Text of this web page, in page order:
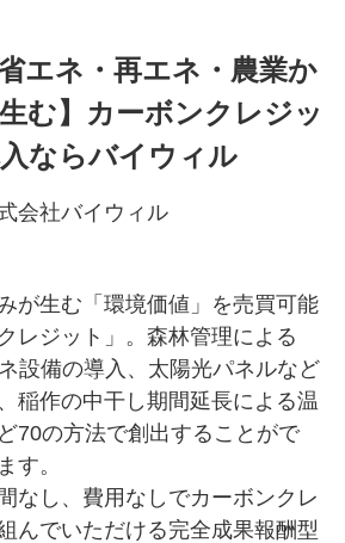
エネ・再エネ・農業か
む】カーボンクレジッ
ならバイウィル
会社バイウィル
が生む「環境価値」を売買可能
レジット」。森林管理による
設備の導入、太陽光パネルなど
稲作の中干し期間延長による温
70の方法で創出することがで
す。
なし、費用なしでカーボンクレ
んでいただける完全成果報酬型